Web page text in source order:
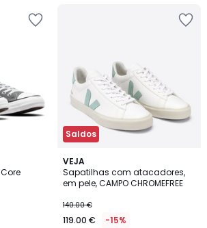
Saldos
VEJA
Sapatilhas com atacadores,
em pele, CAMPO CHROMEFREE
140.00 €
119.00 € -15%
5
/
5